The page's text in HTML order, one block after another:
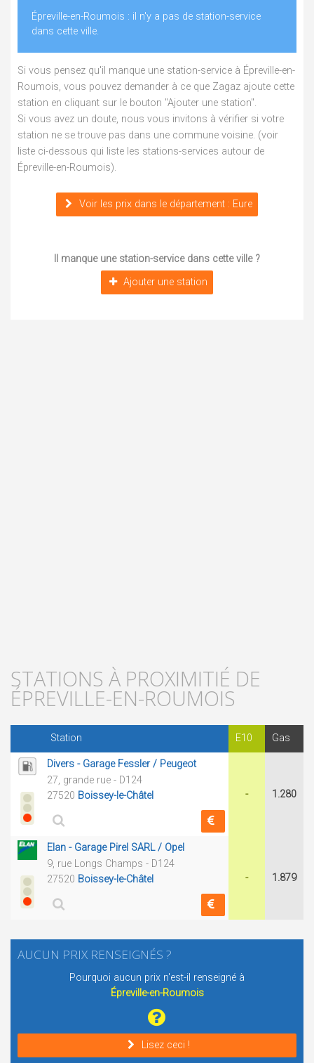
Épreville-en-Roumois : il n'y a pas de station-service
dans cette ville.
Si vous pensez qu'il manque une station-service à Épreville-en-
Roumois, vous pouvez demander à ce que Zagaz ajoute cette
station en cliquant sur le bouton "Ajouter une station".
Si vous avez un doute, nous vous invitons à vérifier si votre
station ne se trouve pas dans une commune voisine. (voir
liste ci-dessous qui liste les stations-services autour de
Épreville-en-Roumois).
Voir les prix dans le département : Eure
Il manque une station-service dans cette ville ?
Ajouter une station
STATIONS À PROXIMITIÉ DE
ÉPREVILLE-EN-ROUMOIS
Station E10 Gas
Divers - Garage Fessler / Peugeot
27, grande rue - D124
27520 Boissey-le-Châtel - 1.280
Elan - Garage Pirel SARL / Opel
9, rue Longs Champs - D124
27520 Boissey-le-Châtel - 1.879
AUCUN PRIX RENSEIGNÉS ?
Pourquoi aucun prix n'est-il renseigné à
Épreville-en-Roumois
Lisez ceci !